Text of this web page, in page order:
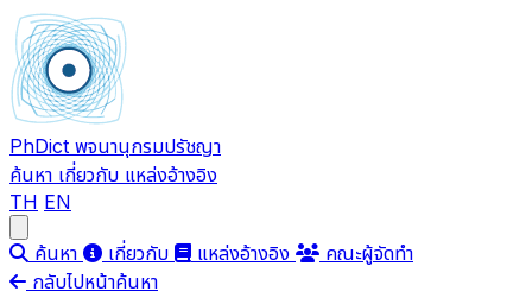
PhDict พจนานุกรมปรัชญา
ค้นหา เกี่ยวกับ แหล่งอ้างอิง
TH EN
ค้นหา เกี่ยวกับ แหล่งอ้างอิง
คณะผู้จัดทำ
กลับไปหน้าค้นหา